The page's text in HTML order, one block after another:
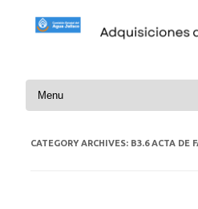
Skip to content
CATEGORY ARCHIVES: B3.6 ACTA DE